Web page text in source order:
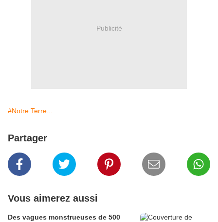
Publicité
#Notre Terre...
Partager
Vous aimerez aussi
Des vagues monstrueuses de 500